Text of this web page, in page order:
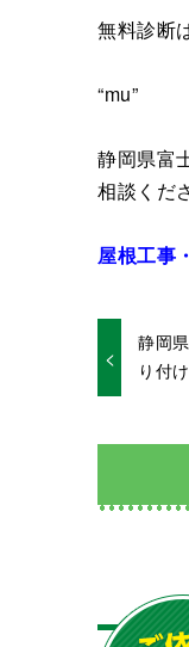
無料診断
“mu”
静岡県富
相談くだ
屋根工事
静岡
り付